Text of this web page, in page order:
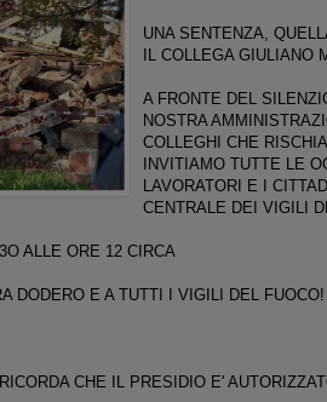
UNA SENTENZA,
IL COLLEGA GIULIANO
A FRONTE DEL
NOSTRA
COLLEGHI CHE
INVITIAMO TUTTE LE
LAVORATORI E I
CENTRALE DEI VIGILI
ALLE ORE 12 CIRCA
DODERO E A TUTTI I VIGILI DEL FUOCO!
CHE IL PRESIDIO E'